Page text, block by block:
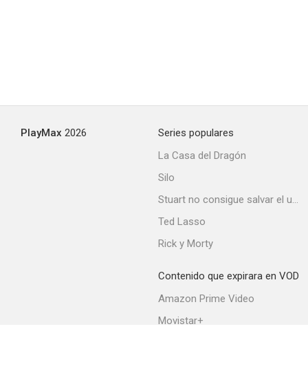
PlayMax 2026
Series populares
La Casa del Dragón
Silo
Stuart no consigue salvar el universo
Ted Lasso
Rick y Morty
Contenido que expirara en VOD
Amazon Prime Video
Movistar+